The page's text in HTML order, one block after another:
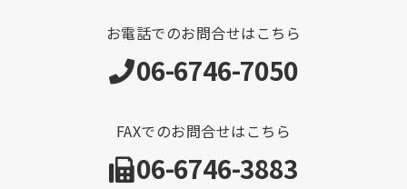
お電話でのお問合せはこちら
06-6746-7050
FAXでのお問合せはこちら
06-6746-3883